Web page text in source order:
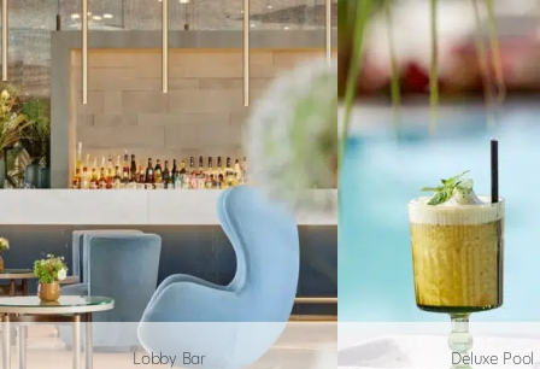
Lobby Bar Deluxe Pool